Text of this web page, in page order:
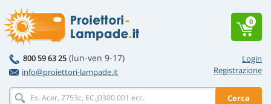
Login
Registrazione
800 59 63 25 (lun-ven 9-17)
info@proiettori-lampade.it
Cerca
0